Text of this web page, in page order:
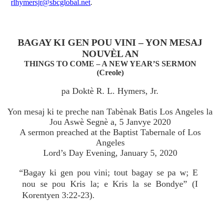
rlhymersjr@sbcglobal.net.
BAGAY KI GEN POU VINI – YON MESAJ
NOUVÈL AN
THINGS TO COME – A NEW YEAR’S SERMON
(Creole)
pa Doktè R. L. Hymers, Jr.
Yon mesaj ki te preche nan Tabènak Batis Los Angeles la
Jou Aswè Segnè a, 5 Janvye 2020
A sermon preached at the Baptist Tabernale of Los
Angeles
Lord’s Day Evening, January 5, 2020
“Bagay ki gen pou vini; tout bagay se pa w; E
nou se pou Kris la; e Kris la se Bondye” (I
Korentyen 3:22-23).